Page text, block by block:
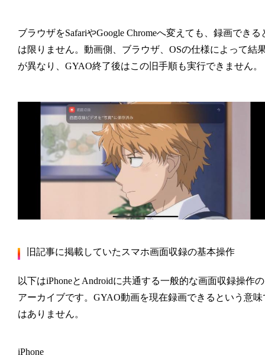
ブラウザをSafariやGoogle Chromeへ変えても、録画できる
は限りません。動画側、ブラウザ、OSの仕様によって結
が異なり、GYAO終了後はこの旧手順も実行できません。
旧記事に掲載していたスマホ画面収録の基本操作
以下はiPhoneとAndroidに共通する一般的な画面収録操作の
アーカイブです。GYAO動画を現在録画できるという意味
はありません。
iPhone